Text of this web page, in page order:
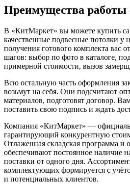
Преимущества работы
В «КитМаркет» вы можете купить
качественные подвесные потолки у
получения готового комплекта вас
шагов: выбор по фото в каталоге,
примерной стоимости, вызов
Всю остальную часть оформления
возьмут на себя. Они подсчитают
материалов, подготовят договор.
поставить свою подпись и ждать
Компания «КитМаркет» —
гарантирующий конкурентную
Отлаженная складская программа и
обеспечивают постоянное наличие
поставки от одного дня.
комплектующих формируется с
и потенциальных клиентов.